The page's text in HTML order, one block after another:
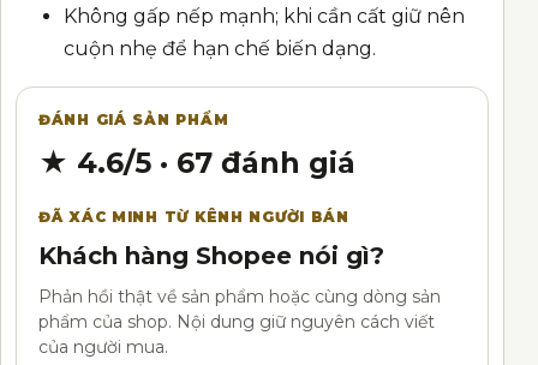
Không gấp nếp mạnh; khi cần cất giữ nên
cuộn nhẹ để hạn chế biến dạng.
ĐÁNH GIÁ SẢN PHẨM
★ 4.6/5 · 67 đánh giá
ĐÃ XÁC MINH TỪ KÊNH NGƯỜI BÁN
Khách hàng Shopee nói gì?
Phản hồi thật về sản phẩm hoặc cùng dòng sản
phẩm của shop. Nội dung giữ nguyên cách viết
của người mua.